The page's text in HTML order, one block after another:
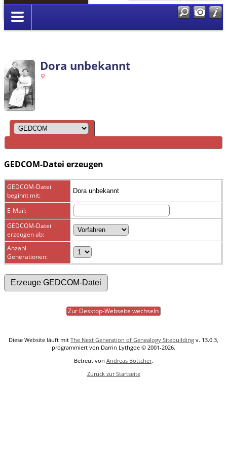
Anmelden
Dora unbekannt
GEDCOM-Datei erzeugen
GEDCOM-Datei
beginnt mit:
Dora unbekannt
E-Mail:
GEDCOM-Datei
erzeugen ab:
Anzahl
Generationen:
Zur Desktop-Webseite wechseln
Diese Website läuft mit The Next Generation of Genealogy Sitebuilding v. 13.0.3,
programmiert von Darrin Lythgoe © 2001-2026.
Betreut von Andreas Böttcher.
Zurück zur Startseite